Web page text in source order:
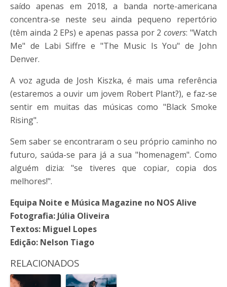
saído apenas em 2018, a banda norte-americana
concentra-se neste seu ainda pequeno repertório
(têm ainda 2 EPs) e apenas passa por 2covers: "Watch
Me" de Labi Siffre e "The Music Is You" de John
Denver.
A voz aguda de Josh Kiszka, é mais uma referência
(estaremos a ouvir um jovem Robert Plant?), e faz-se
sentir em muitas das músicas como "Black Smoke
Rising".
Sem saber se encontraram o seu próprio caminho no
futuro, saúda-se para já a sua "homenagem". Como
alguém dizia: "se tiveres que copiar, copia dos
melhores!".
Equipa Noite e Música Magazine no NOS Alive
Fotografia: Júlia Oliveira
Textos: Miguel Lopes
Edição: Nelson Tiago
RELACIONADOS